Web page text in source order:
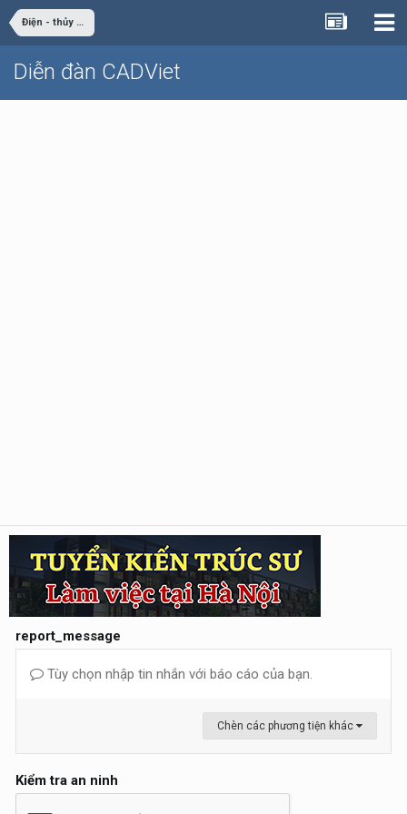
Điện - thủy điện
Diễn đàn CADViet
report_message
Tùy chọn nhập tin nhắn với báo cáo của bạn.
Chèn các phương tiện khác
Kiểm tra an ninh